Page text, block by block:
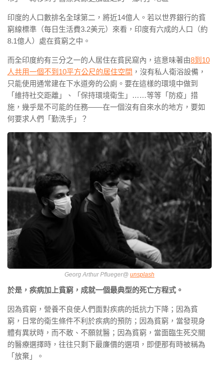
印度的人口數排名全球第二，將近14億人。若以世界銀行的貧
窮線標準（每日生活費3.2美元）來看，印度有六成的人口（約
8.1億人）處在貧窮之中。
而全印度約有三分之一的人居住在貧民窟內，這意味著由8到10
人共用一個不到10平方公尺的居住空間 ，沒有私人衛浴設備，
只能使用通常建在下水道旁的公廁。要在這樣的環境中做到
「維持社交距離」、「保持環境衛生」……等等「防疫」措
施，幾乎是不可能的任務——在一個沒有自來水的地方，要如
何要求人們「勤洗手」？
Georg Arthur Pflueger@ unsplash
於是，疾病加上貧窮，成就一個最典型的死亡方程式。
因為貧窮，營養不良使人們面對疾病的抵抗力下降；因為貧
窮，日常的衛生條件不利於疾病的預防；因為貧窮，當發現身
體有異狀時，而不敢、不願就醫；因為貧窮，當面臨生死交關
的醫療選擇時，往往只剩下最廉價的選項，即便那有時被稱為
「放棄」。